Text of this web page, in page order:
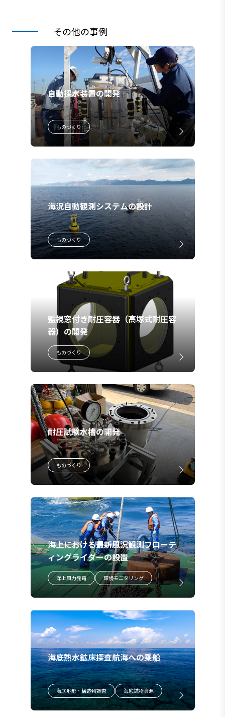
その他の事例
自動採水装置の開発
ものづくり
海況自動観測システムの設計
ものづくり
監視窓付き耐圧容器（高塚式耐圧容
器）の開発
ものづくり
耐圧試験水槽の開発
ものづくり
海上における最新風況観測フローテ
ィングライダーの設置
洋上風力発電 環境モニタリング
海底熱水鉱床探査航海への乗船
海底地形・構造物調査 海底鉱物資源